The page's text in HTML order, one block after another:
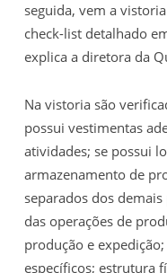
seguida, vem a
check-list detalhado
explica a diretora da
Na vistoria são
possui vestimentas
atividades; se possui
armazenamento de
separados dos
das operações de
produção e
específicos; estrutura